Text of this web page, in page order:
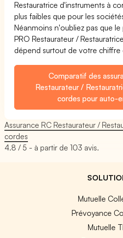
Restauratrice d'instruments à
plus faibles que pour les
Néanmoins n'oubliez pas que
PRO Restaurateur /
dépend surtout de votre chiffre
Comparatif des
Restaurateur /
cordes pour auto-
Assurance RC Restaurateur /
cordes
4.8 / 5 - à partir de103 avis.
Mutuelle
Prévoyance
Mutuelle